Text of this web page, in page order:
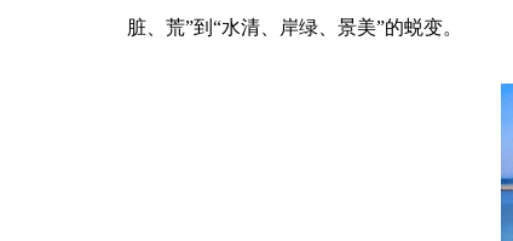
脏、荒”到“水清、岸绿、景美”的蜕变。